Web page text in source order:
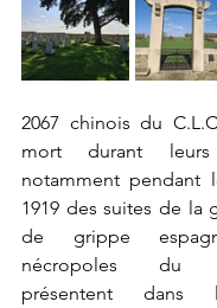
2067 chinois du
mort durant leurs
notamment pendant
1919 des suites de la
de grippe
nécropoles du
présentent dans